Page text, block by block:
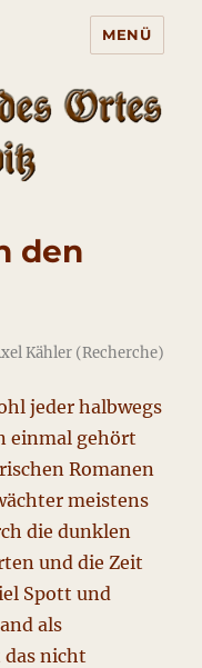
MENÜ
den
Kähler (Recherche)
jeder halbwegs
einmal gehört
Romanen
meistens
die dunklen
und die Zeit
Spott und
als
nicht